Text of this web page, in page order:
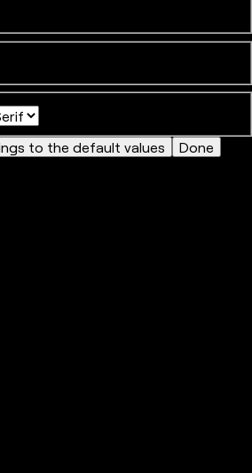
to the default values
Done